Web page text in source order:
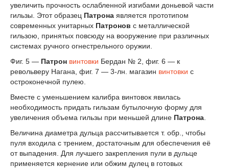
увеличить прочность ослабленной изгибами доньевой части
гильзы. Этот образец Патрона является прототипом
современных унитарных Патронов с металлической
гильзою, принятых повсюду на вооружение при различных
системах ручного огнестрельного оружии.
Фиг. 5 — Патрон винтовки Бердан № 2, фиг. 6 — к
револьверу Нагана, фиг. 7 — 3-лн. магазин винтовки с
остроконечной пулею.
Вместе с уменьшением калибра винтовок явилась
необходимость придать гильзам бутылочную форму для
увеличения объема гильзы при меньшей длине Патрона
Величина диаметра дульца рассчитывается т. обр., чтобы
пуля входила с трением, достаточным для обеспечения её
от выпадения. Для лучшего закрепления пули в дульце
применяется кернение или обжим дулец в готовых